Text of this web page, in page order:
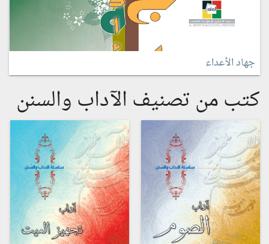
جهاد الأعداء
كتب من تصنيف الآداب والسنن